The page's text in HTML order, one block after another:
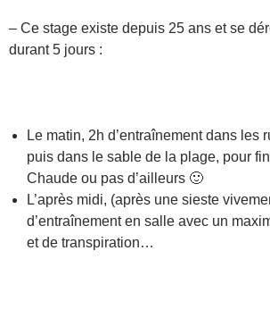
– Ce stage existe depuis 25 ans et se
durant 5 jours :
Le matin, 2h d’entraînement dans les
puis dans le sable de la plage, pour
Chaude ou pas d’ailleurs 🙂
L’après midi, (après une sieste
d’entraînement en salle avec un
et de transpiration…